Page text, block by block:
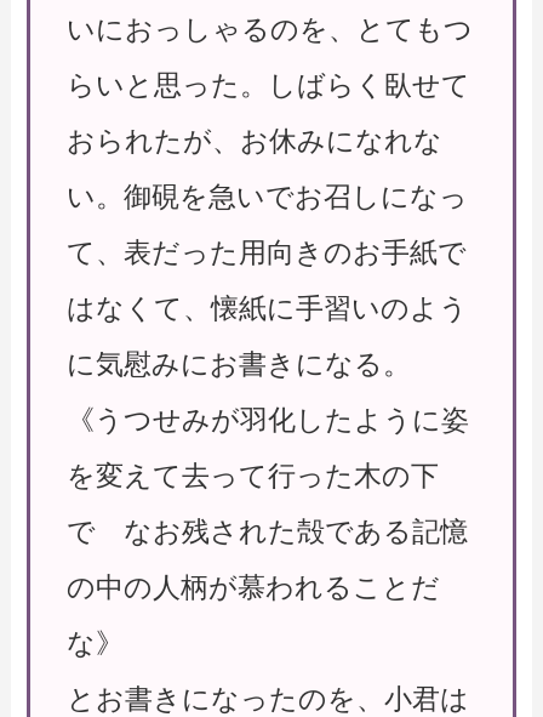
いにおっしゃるのを、とてもつ
らいと思った。しばらく臥せて
おられたが、お休みになれな
い。御硯を急いでお召しになっ
て、表だった用向きのお手紙で
はなくて、懐紙に手習いのよう
に気慰みにお書きになる。
《うつせみが羽化したように姿
を変えて去って行った木の下
で なお残された殻である記憶
の中の人柄が慕われることだ
な》
とお書きになったのを、小君は